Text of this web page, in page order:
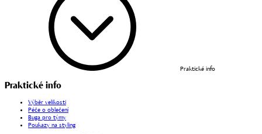
Praktické info
Praktické info
Výběr velikosti
Péče o oblečení
Buga pro týmy
Poukazy na styling